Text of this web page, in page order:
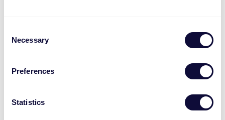
Selection
Necessary
Preferences
Statistics
O mais alto nível de educação